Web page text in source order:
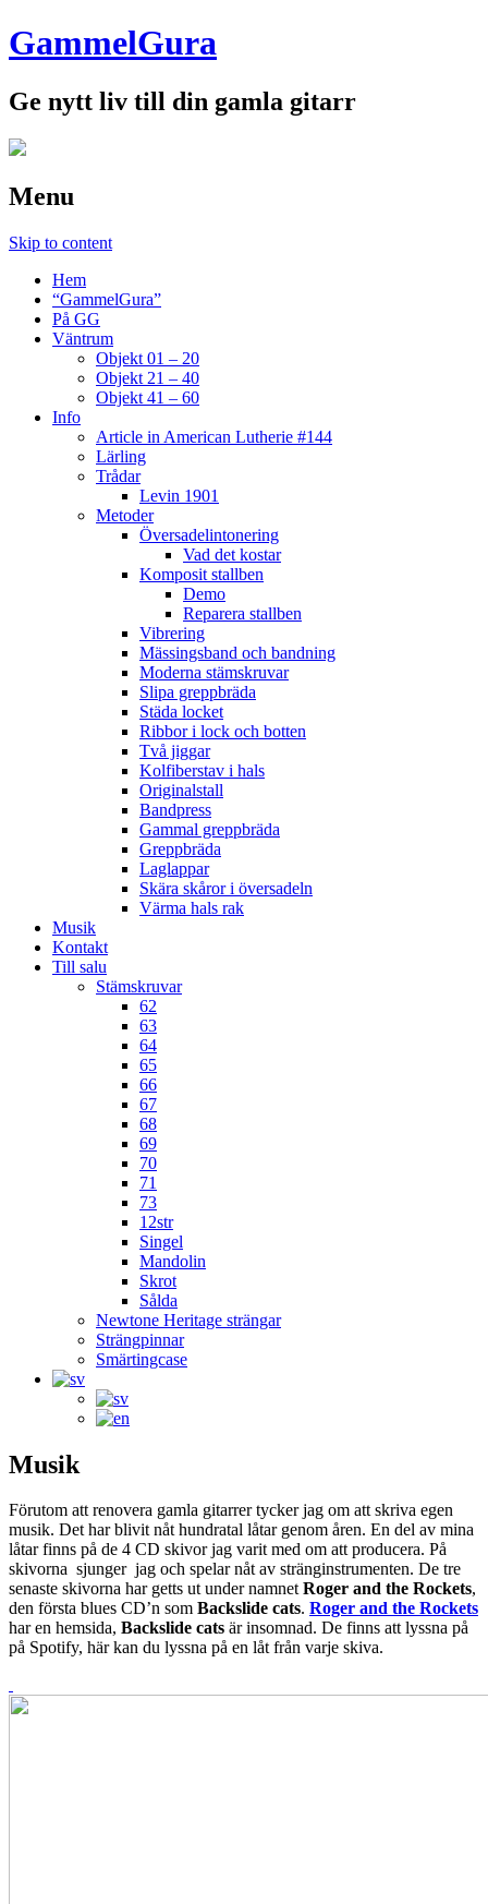
GammelGura
Ge nytt liv till din gamla gitarr
Menu
Skip to content
Hem
“GammelGura”
På GG
Väntrum
Objekt 01 – 20
Objekt 21 – 40
Objekt 41 – 60
Info
Article in American Lutherie #144
Lärling
Trådar
Levin 1901
Metoder
Översadelintonering
Vad det kostar
Komposit stallben
Demo
Reparera stallben
Vibrering
Mässingsband och bandning
Moderna stämskruvar
Slipa greppbräda
Städa locket
Ribbor i lock och botten
Två jiggar
Kolfiberstav i hals
Originalstall
Bandpress
Gammal greppbräda
Greppbräda
Laglappar
Skära skåror i översadeln
Värma hals rak
Musik
Kontakt
Till salu
Stämskruvar
62
63
64
65
66
67
68
69
70
71
73
12str
Singel
Mandolin
Skrot
Sålda
Newtone Heritage strängar
Strängpinnar
Smärtingcase
Musik
Förutom att renovera gamla gitarrer tycker jag om att skriva egen
musik. Det har blivit nåt hundratal låtar genom åren. En del av mina
låtar finns på de 4 CD skivor jag varit med om att producera. På
skivorna sjunger jag och spelar nåt av stränginstrumenten. De tre
senaste skivorna har getts ut under namnetRoger and the Rockets,
den första blues CD’n som Backslide cats. Roger and the Rockets
har en hemsida, Backslide cats är insomnad. De finns att lyssna på
på Spotify, här kan du lyssna på en låt från varje skiva.